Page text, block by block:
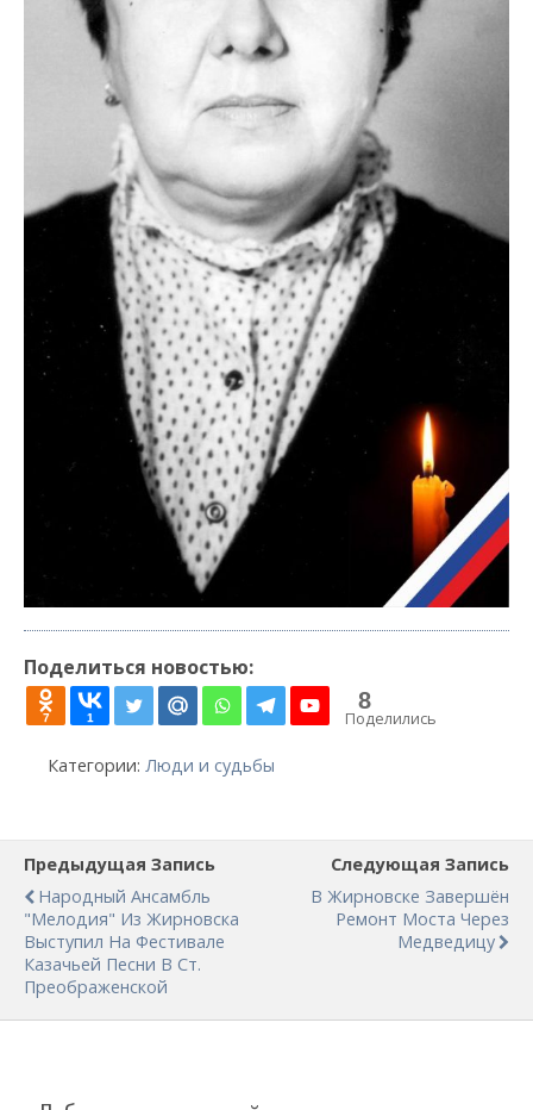
Поделиться новостью:
7 1
8
Поделились
Категории: Люди и судьбы
Предыдущая Запись
Народный Ансамбль
"Мелодия" Из Жирновска
Выступил На Фестивале
Казачьей Песни В Ст.
Преображенской
Следующая Запись
В Жирновске Завершён
Ремонт Моста Через
Медведицу